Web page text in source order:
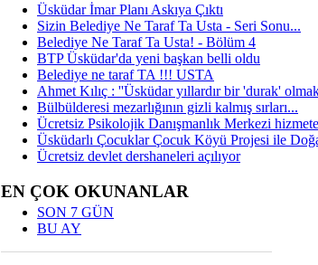
Üsküdar İmar Planı Askıya Çıktı
Sizin Belediye Ne Taraf Ta Usta - Seri Sonu...
Belediye Ne Taraf Ta Usta! - Bölüm 4
BTP Üsküdar'da yeni başkan belli oldu
Belediye ne taraf TA !!! USTA
Ahmet Kılıç : ''Üsküdar yıllardır bir 'durak'
Bülbülderesi mezarlığının gizli kalmış sırları...
Ücretsiz Psikolojik Danışmanlık Merkezi
Üsküdarlı Çocuklar Çocuk Köyü Projesi ile
Ücretsiz devlet dershaneleri açılıyor
EN ÇOK OKUNANLAR
SON 7 GÜN
BU AY